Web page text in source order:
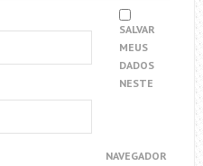
SALVAR
MEUS
DADOS
NESTE
NAVEGADOR